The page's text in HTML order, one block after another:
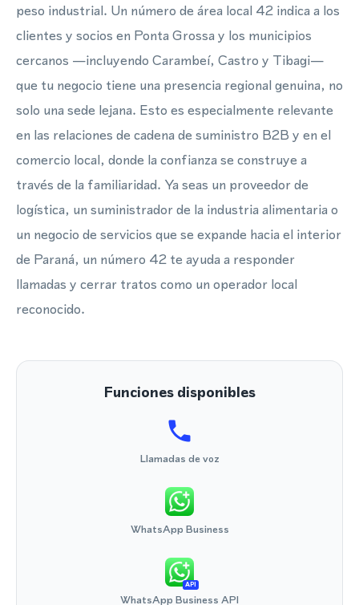
peso industrial. Un número de área local 42 indica a los
clientes y socios en Ponta Grossa y los municipios
cercanos —incluyendo Carambeí, Castro y Tibagi—
que tu negocio tiene una presencia regional genuina, no
solo una sede lejana. Esto es especialmente relevante
en las relaciones de cadena de suministro B2B y en el
comercio local, donde la confianza se construye a
través de la familiaridad. Ya seas un proveedor de
logística, un suministrador de la industria alimentaria o
un negocio de servicios que se expande hacia el interior
de Paraná, un número 42 te ayuda a responder
llamadas y cerrar tratos como un operador local
reconocido.
Funciones disponibles
Llamadas de voz
WhatsApp Business
API
WhatsApp Business API